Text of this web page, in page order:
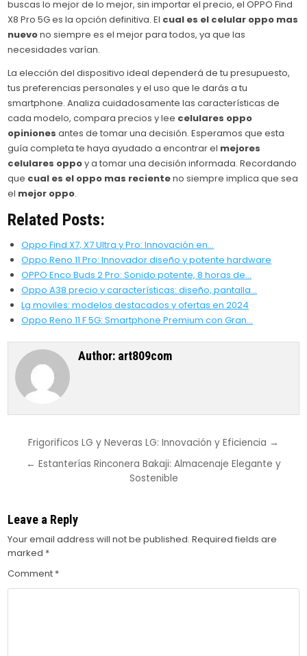
buscas lo mejor de lo mejor, sin importar el precio, el OPPO Find
X8 Pro 5G es la opción definitiva. El cual es el celular oppo mas
nuevono siempre es el mejor para todos, ya que las
necesidades varían.
La elección del dispositivo ideal dependerá de tu presupuesto,
tus preferencias personales y el uso que le darás a tu
smartphone. Analiza cuidadosamente las características de
cada modelo, compara precios y lee celulares oppo
opiniones antes de tomar una decisión. Esperamos que esta
guía completa te haya ayudado a encontrar el mejores
celulares oppoy a tomar una decisión informada. Recordando
que cual es el oppo mas recienteno siempre implica que sea
el mejor oppo.
Related Posts:
Oppo Find X7, X7 Ultra y Pro: Innovación en…
Oppo Reno 11 Pro: Innovador diseño y potente hardware
OPPO Enco Buds 2 Pro: Sonido potente, 8 horas de…
Oppo A38 precio y características: diseño, pantalla…
Lg moviles: modelos destacados y ofertas en 2024
Oppo Reno 11 F 5G: Smartphone Premium con Gran…
Author: art809com
Post
navigation
Frigorificos LG y Neveras LG: Innovación y Eficiencia →
← Estanterías Rinconera Bakaji: Almacenaje Elegante y
Sostenible
Leave a Reply
Your email address will not be published. Required fields are
marked *
Comment *